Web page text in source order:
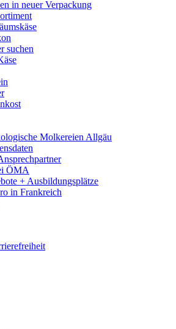
in neuer Verpackung
suchen
Molkereien Allgäu
ÖMA
+ Ausbildungsplätze
in Frankreich